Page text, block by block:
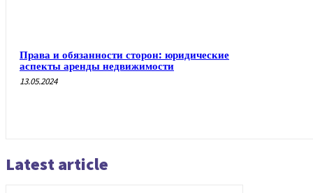
Права и обязанности сторон: юридические
аспекты аренды недвижимости
13.05.2024
Latest article